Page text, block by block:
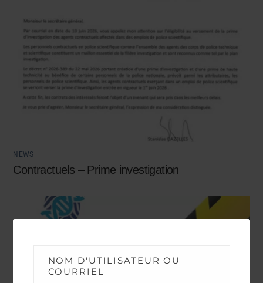
NOM D'UTILISATEUR OU
COURRIEL
NEWS
Contractuels – Prime investigation